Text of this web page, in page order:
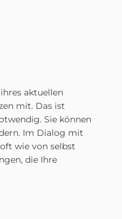
aktuellen
mit. Das ist
Sie können
Im Dialog mit
wie von selbst
die Ihre